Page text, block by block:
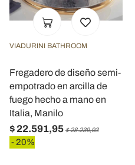
VIADURINI BATHROOM
Fregadero de diseño semi-
empotrado en arcilla de
fuego hecho a mano en
Italia, Manilo
$ 22.591,95 $ 28.239,93
- 20%